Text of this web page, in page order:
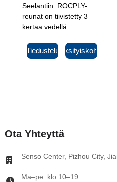
Seelantiin. ROCPLY-
reunat on tiivistetty 3
kertaa vedellä...
Tiedustelu Yksityiskohta
Ota Yhteyttä
Senso Center, Pizhou City,
Ma–pe: klo 10–19